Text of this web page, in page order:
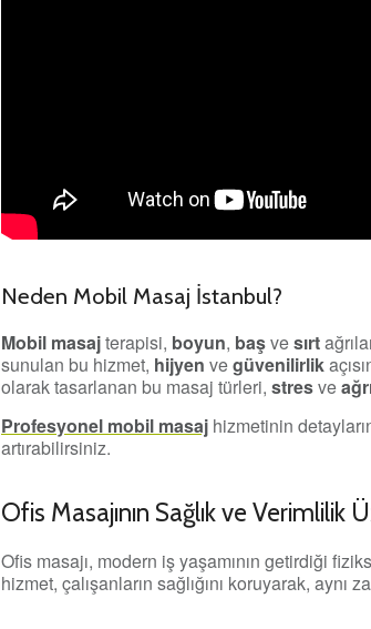
Neden Mobil Masaj İstanbul?
Mobil masajterapisi, boyun, başvesırt
sunulan bu hizmet, hijyen vegüvenilirlik
olarak tasarlanan bu masaj türleri, stresve
Profesyonel mobil masaj hizmetinin
artırabilirsiniz.
Ofis Masajının Sağlık ve Verimlilik
Ofis masajı, modern iş yaşamının getirdiği
hizmet, çalışanların sağlığını koruyarak, aynı